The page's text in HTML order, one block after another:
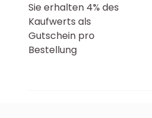
Sie erhalten 4% des
Kaufwerts als
Gutschein pro
Bestellung